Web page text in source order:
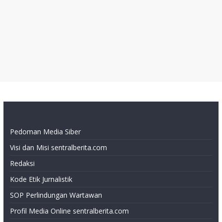
Pedoman Media Siber
Visi dan Misi sentralberita.com
Redaksi
Kode Etik Jurnalistik
SOP Perlindungan Wartawan
Profil Media Online sentralberita.com